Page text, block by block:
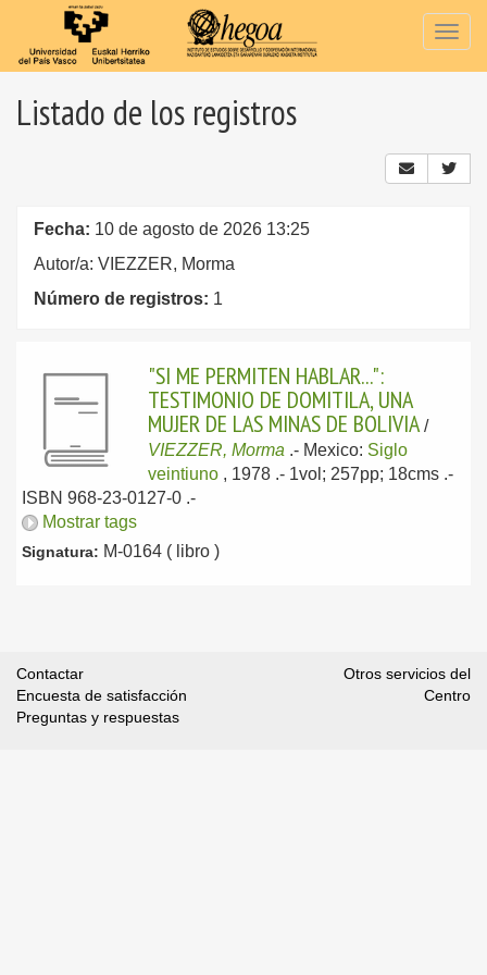
Listado de los registros
Fecha: 10 de agosto de 2026 13:25
Autor/a: VIEZZER, Morma
Número de registros: 1
"SI ME PERMITEN HABLAR...":
TESTIMONIO DE DOMITILA, UNA
MUJER DE LAS MINAS DE BOLIVIA /
VIEZZER, Morma .- Mexico: Siglo
veintiuno , 1978 .- 1vol; 257pp; 18cms .-
ISBN 968-23-0127-0 .-
Mostrar tags
Signatura: M-0164 ( libro )
Contactar
Encuesta de satisfacción
Preguntas y respuestas
Otros servicios del
Centro